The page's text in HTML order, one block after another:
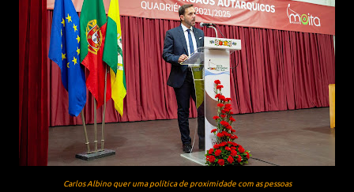
Carlos Albino quer uma política de proximidade com as pessoas